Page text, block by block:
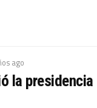
ago
la presidencia